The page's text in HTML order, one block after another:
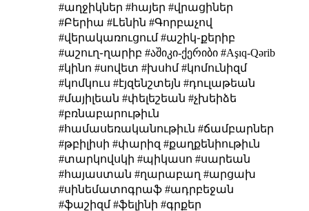
#աղջիկներ #հայեր #վրացիներ
#Բերիա #Լենին #Գորբաչով
#վերակառուցում #աշիկ֊քերիբ
#աշուղ֊ղարիբ #აშიკი-ქერიბი #Aşıq-Qərib
#կինո #սովետ #խսհմ #կոմունիզմ
#կոմկուս #էյզենշտեյն #դուլաթեան
#մայիլեան #փելեշեան #չխեիձե
#բռնաբարութիւն
#համասեռականութիւն #ճամբարներ
#թբիլիսի #փարիզ #քաղքենիութիւն
#տարկովսկի #պիկասո #սարեան
#հայաստան #ղարաբաղ #արցախ
#սինեմատոգրաֆ #ադրբեջան
#ֆաշիզմ #ֆելինի #գրքեր